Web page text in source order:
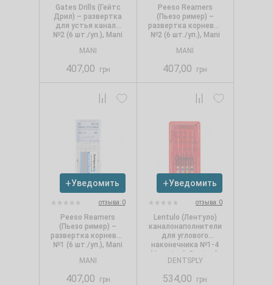
Gates Drills (Гейтс
Дрил) – развертка
для устья канала
№2 (6 шт./уп.), Mani
MANI
407,00 грн
Peeso Reamers
(Пьезо ример) –
развертка корневая
№2 (6 шт./уп.), Mani
MANI
407,00 грн
Уведомить
отзыва: 0
Peeso Reamers
(Пьезо ример) –
развертка корневая
№1 (6 шт./уп.), Mani
MANI
407,00 грн
Уведомить
отзыва: 0
Lentulo (Лентуло)
каналонаполнители
для углового
наконечника №1-4
(4 шт./уп.), Dentsply
DENTSPLY
534,00 грн